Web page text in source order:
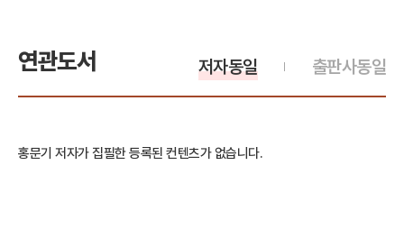
연관도서 출판사동일
저자동일
홍문기 저자가 집필한 등록된 컨텐츠가 없습니다.